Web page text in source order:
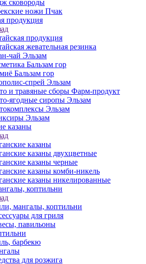
сковороды
ножи Пчак
продукция
продукция
жевательная резинка
чай Эльзам
Бальзам гор
Бальзам гор
спрей Эльзам
и травяные сборы Фарм-продукт
ягодные сиропы Эльзам
Эльзам
Эльзам
казаны
казаны
казаны двухцветные
казаны черные
казаны комби-никель
казаны никелированные
коптильни
мангалы, коптильни
для гриля
павильоны
барбекю
для розжига